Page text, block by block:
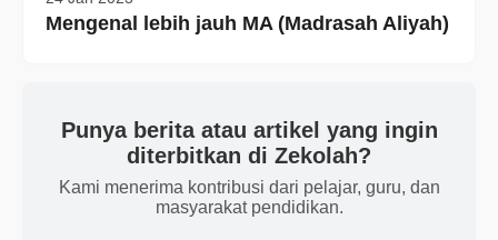
Mengenal lebih jauh MA (Madrasah Aliyah)
Punya berita atau artikel yang ingin
diterbitkan di Zekolah?
Kami menerima kontribusi dari pelajar, guru, dan
masyarakat pendidikan.